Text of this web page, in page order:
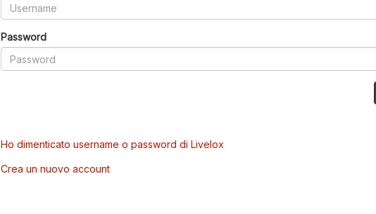
Password
Ho dimenticato username o password di Livelox
Crea un nuovo account